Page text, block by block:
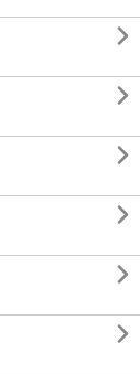





